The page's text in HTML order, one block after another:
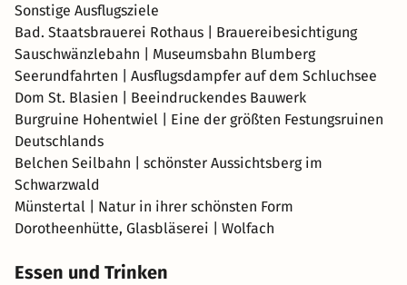
Sonstige Ausflugsziele
Bad. Staatsbrauerei Rothaus | Brauereibesichtigung
Sauschwänzlebahn | Museumsbahn Blumberg
Seerundfahrten | Ausflugsdampfer auf dem Schluchsee
Dom St. Blasien | Beeindruckendes Bauwerk
Burgruine Hohentwiel | Eine der größten Festungsruinen
Deutschlands
Belchen Seilbahn | schönster Aussichtsberg im
Schwarzwald
Münstertal | Natur in ihrer schönsten Form
Dorotheenhütte, Glasbläserei | Wolfach
Essen und Trinken